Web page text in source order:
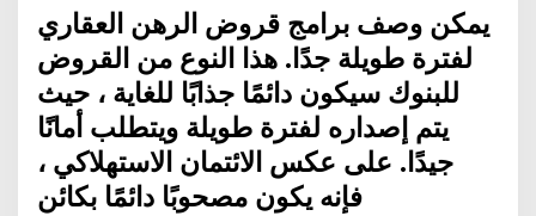
يمكن وصف برامج قروض الرهن العقاري
لفترة طويلة جدًا. هذا النوع من القروض
للبنوك سيكون دائمًا جذابًا للغاية ، حيث
يتم إصداره لفترة طويلة ويتطلب أمانًا
جيدًا. على عكس الائتمان الاستهلاكي ،
فإنه يكون مصحوبًا دائمًا بكائن